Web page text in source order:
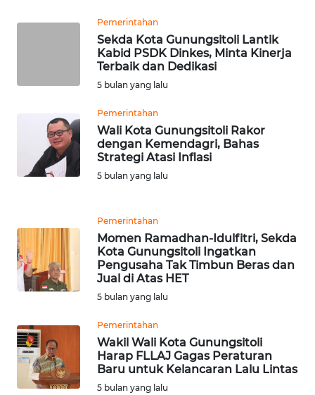
Pemerintahan
Sekda Kota Gunungsitoli Lantik
Kabid PSDK Dinkes, Minta Kinerja
Terbaik dan Dedikasi
5 bulan yang lalu
Pemerintahan
Wali Kota Gunungsitoli Rakor
dengan Kemendagri, Bahas
Strategi Atasi Inflasi
5 bulan yang lalu
Pemerintahan
Momen Ramadhan-Idulfitri, Sekda
Kota Gunungsitoli Ingatkan
Pengusaha Tak Timbun Beras dan
Jual di Atas HET
5 bulan yang lalu
Pemerintahan
Wakil Wali Kota Gunungsitoli
Harap FLLAJ Gagas Peraturan
Baru untuk Kelancaran Lalu Lintas
5 bulan yang lalu
WN
SUKABUMI
WN
PRIANGAN
TIMUR
WN
WN
SOLO